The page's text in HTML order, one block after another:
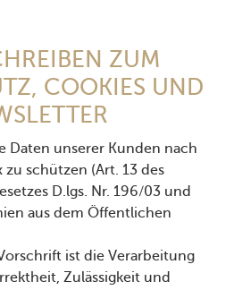
ZUM
COOKIES UND
Daten unserer Kunden nach
schützen (Art. 13 des
D.lgs. Nr. 196/03 und
aus dem Öffentlichen
ist die Verarbeitung
Zulässigkeit und